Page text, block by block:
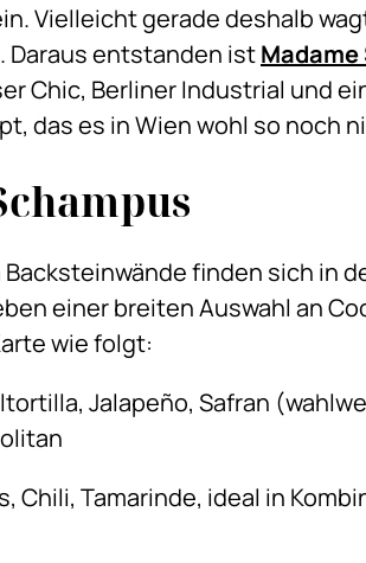
Vielleicht gerade deshalb
Daraus entstanden istMadame
Chic, Berliner Industrial und
das es in Wien wohl so noch
finden sich in
einer breiten Auswahl an
wie folgt:
Jalapeño, Safran
Chili, Tamarinde, ideal in